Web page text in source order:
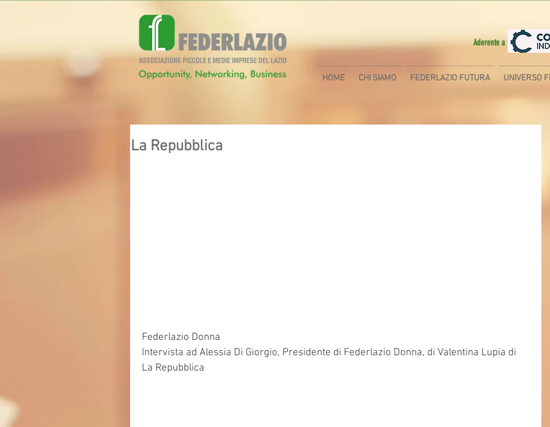
Aderente a
HOME CHI SIAMO FEDERLAZIO FUTURA UNIVERSO
La Repubblica
Federlazio Donna
Intervista ad Alessia Di Giorgio, Presidente di Federlazio Donna, di Valentina Lupia di
La Repubblica